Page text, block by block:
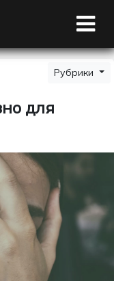
Рубрики
для